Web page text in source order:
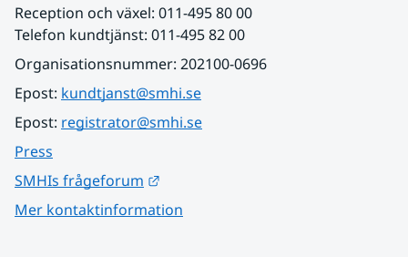
Reception och växel: 011-495 80 00
Telefon kundtjänst: 011-495 82 00
Organisationsnummer: 202100-0696
Epost: kundtjanst@smhi.se
Epost: registrator@smhi.se
Press
SMHIs frågeforum
Mer kontaktinformation